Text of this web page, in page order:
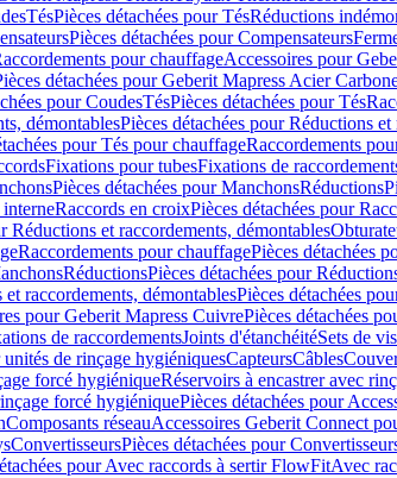
TésPièces détachées pour TésRéductions
Pièces détachées pour Compensateurs
pour chauffageAccessoires pour
détachées pour Geberit Mapress Acier
pour CoudesTésPièces détachées pour Tés
démontablesPièces détachées pour Réductions
pour Tés pour chauffageRaccordements
Fixations pour tubesFixations de
Pièces détachées pour ManchonsRéductions
Raccords en croixPièces détachées pour
Réductions et raccordements, démontables
Raccordements pour chauffagePièces détachées
RéductionsPièces détachées pour
et raccordements, démontablesPièces détachées
pour Geberit Mapress CuivrePièces détachées
de raccordementsJoints d'étanchéitéSets de
de rinçage hygiéniquesCapteursCâbles
forcé hygiéniqueRéservoirs à encastrer avec
forcé hygiéniquePièces détachées pour
Composants réseauAccessoires Geberit Connect
ConvertisseursPièces détachées pour
pour Avec raccords à sertir FlowFitAvec